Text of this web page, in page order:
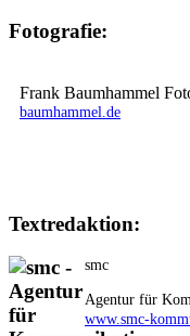
Fotografie:
Frank Baumhammel
baumhammel.de
Textredaktion:
smc
Agentur für
www.smc-